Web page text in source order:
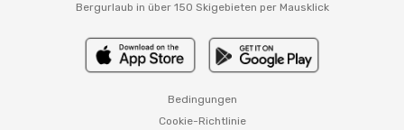
Bergurlaub in über 150 Skigebieten per Mausklick
Bedingungen
Cookie-Richtlinie